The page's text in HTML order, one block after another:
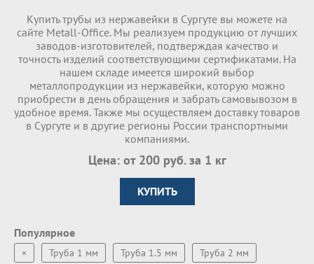
Купить трубы из нержавейки в Сургуте вы можете на
сайте Metall-Office. Мы реализуем продукцию от лучших
заводов-изготовителей, подтверждая качество и
точность изделий соответствующими сертификатами. На
нашем складе имеетcя широкий выбор
металлопродукции из нержавейки, которую можно
приобрести в день обращения и забрать самовывозом в
удобное время. Также мы осуществляем доставку товаров
в Сургуте и в другие регионы России транспортными
компаниями.
Цена: от 200 руб. за 1 кг
КУПИТЬ
Популярное
× Труба 1 мм Труба 1.5 мм Труба 2 мм